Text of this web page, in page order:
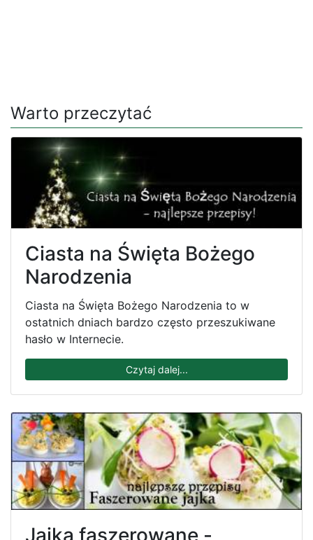
Warto przeczytać
Ciasta na Święta Bożego
Narodzenia
Ciasta na Święta Bożego Narodzenia to w
ostatnich dniach bardzo często przeszukiwane
hasło w Internecie.
Czytaj dalej...
Jajka faszerowane -